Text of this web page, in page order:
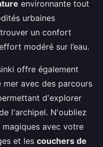
environnante tout
urbaines
un confort
modéré sur l’eau.
offre également
avec des parcours
d'explorer
l'archipel. N'oubliez
avec votre
et les couchers de